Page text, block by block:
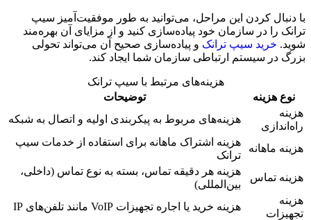
با دنبال کردن این مراحل، می‌توانید به طور موفقیت‌آمیز سیپ
ترانک را در سازمان خود پیاده‌سازی کنید و از مزایای آن بهره‌مند
شوید. خرید سیپ ترانک و پیاده‌سازی صحیح آن می‌تواند تحولی
بزرگ در سیستم ارتباطی سازمان شما ایجاد کند.
هزینه‌های مرتبط با سیپ ترانک
نوع هزینه
توضیحات
هزینه
راه‌اندازی
هزینه‌های مربوط به پیکربندی اولیه و اتصال به شبکه
هزینه ماهانه
هزینه اشتراک ماهانه برای استفاده از خدمات سیپ
ترانک
هزینه تماس
هزینه هر دقیقه تماس، بسته به نوع تماس (داخلی،
بین‌المللی)
هزینه
تجهیزات
هزینه خرید یا اجاره تجهیزات VoIP مانند تلفن‌های IP